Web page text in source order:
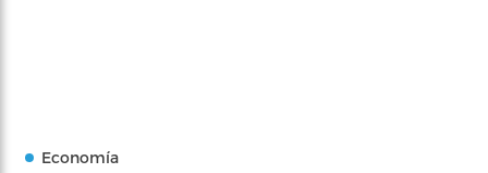
Economía